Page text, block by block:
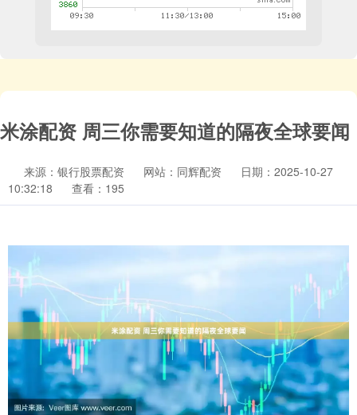
米涂配资 周三你需要知道的隔夜全球要闻
来源：银行股票配资 网站：同辉配资
日期：2025-10-27
10:32:18
查看：195